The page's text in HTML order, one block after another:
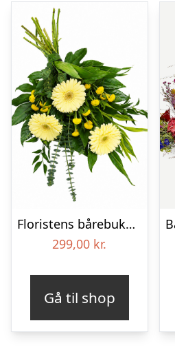
Floristens bårebuket – Smukt minde
299,00 kr.
Gå til shop